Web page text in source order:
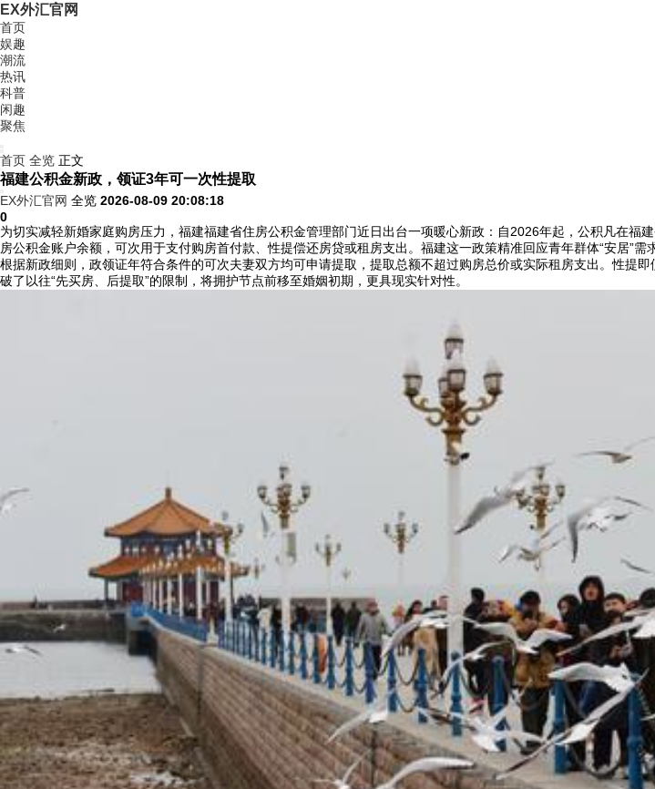
EX外汇官网
首页
娱趣
潮流
热讯
科普
闲趣
聚焦
首页 全览 正文
福建公积金新政，领证3年可一次性提取
EX外汇官网 全览 2026-08-09 20:08:18
0
为切实减轻新婚家庭购房压力，福建福建省住房公积金管理部门近日出台一项暖心新政：自2026年起，公积凡在福
房公积金账户余额，可次用于支付购房首付款、性提偿还房贷或租房支出。福建这一政策精准回应青年群体“安居”需
根据新政细则，政领证年符合条件的可次夫妻双方均可申请提取，提取总额不超过购房总价或实际租房支出。性提
破了以往“先买房、后提取”的限制，将拥护节点前移至婚姻初期，更具现实针对性。